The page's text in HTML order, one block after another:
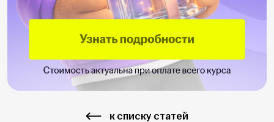
к списку статей